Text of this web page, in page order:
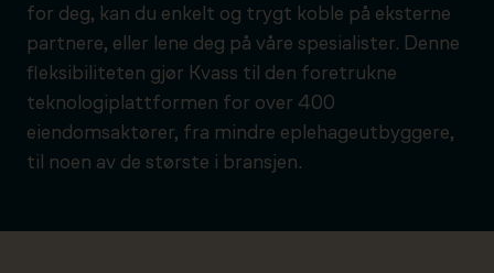
for deg, kan du enkelt og trygt koble på eksterne
partnere, eller lene deg på våre spesialister. Denne
fleksibiliteten gjør Kvass til den foretrukne
teknologiplattformen for over 400
eiendomsaktører, fra mindre eplehageutbyggere,
til noen av de største i bransjen.